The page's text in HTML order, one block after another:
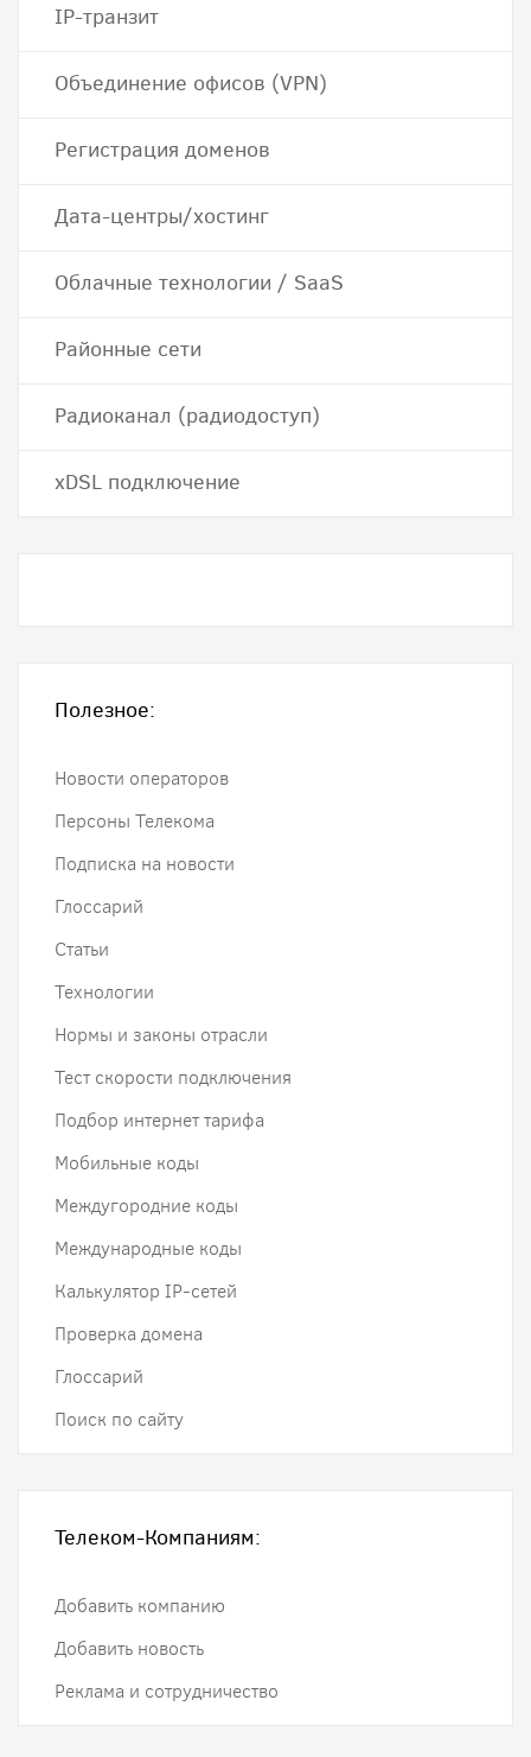
IP-транзит
Объединение офисов (VPN)
Регистрация доменов
Дата-центры/хостинг
Облачные технологии / SaaS
Районные сети
Радиоканал (радиодоступ)
хDSL подключение
Полезное:
Новости операторов
Персоны Телекома
Подписка на новости
Глоссарий
Статьи
Технологии
Нормы и законы отрасли
Тест скорости подключения
Подбор интернет тарифа
Мобильные коды
Междугородние коды
Международные коды
Калькулятор IP-сетей
Проверка домена
Глоссарий
Поиск по сайту
Телеком-Компаниям:
Добавить компанию
Добавить новость
Реклама и сотрудничество